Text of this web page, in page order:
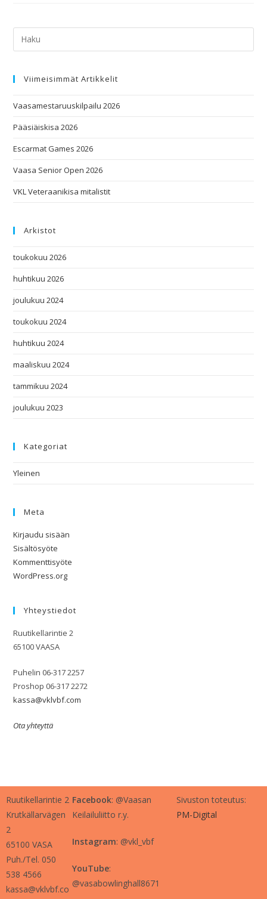
Viimeisimmät Artikkelit
Vaasamestaruuskilpailu 2026
Pääsiäiskisa 2026
Escarmat Games 2026
Vaasa Senior Open 2026
VKL Veteraanikisa mitalistit
Arkistot
toukokuu 2026
huhtikuu 2026
joulukuu 2024
toukokuu 2024
huhtikuu 2024
maaliskuu 2024
tammikuu 2024
joulukuu 2023
Kategoriat
Yleinen
Meta
Kirjaudu sisään
Sisältösyöte
Kommenttisyöte
WordPress.org
Yhteystiedot
Ruutikellarintie 2
65100 VAASA
Puhelin 06-317 2257
Proshop 06-317 2272
kassa@vklvbf.com
Ota yhteyttä
Ruutikellarintie 2
Krutkällarvägen
2
65100 VASA
Puh./Tel. 050
538 4566
kassa@vklvbf.co
Facebook: @Vaasan
Keilailuliitto r.y.
Instagram: @vkl_vbf
YouTube:
@vasabowlinghall8671
Sivuston toteutus:
PM-Digital